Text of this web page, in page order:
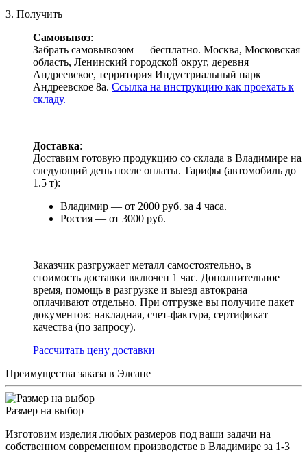
3. Получить
Самовывоз:
Забрать самовывозом — бесплатно. Москва, Московская
область, Ленинский городской округ, деревня
Андреевское, территория Индустриальный парк
Андреевское 8а. Ссылка на инструкцию как проехать к
складу.
Доставка:
Доставим готовую продукцию со склада в Владимире на
следующий день после оплаты. Тарифы (автомобиль до
1.5 т):
Владимир — от 2000 руб. за 4 часа.
Россия — от 3000 руб.
Заказчик разгружает металл самостоятельно, в
стоимость доставки включен 1 час. Дополнительное
время, помощь в разгрузке и выезд автокрана
оплачивают отдельно. При отгрузке вы получите пакет
документов: накладная, счет-фактура, сертификат
качества (по запросу).
Раcсчитать цену доставки
Преимущества заказа в Элсане
Размер на выбор
Изготовим изделия любых размеров под ваши задачи на
собственном современном производстве в Владимире за 1-3